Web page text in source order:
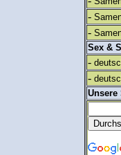
-
-
Sex &
-
-
Unsere